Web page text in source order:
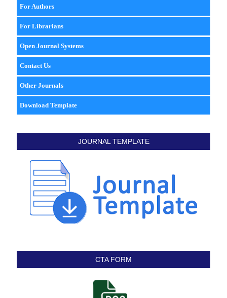
For Authors
For Librarians
Open Journal Systems
Contact Us
Other Journals
Download Template
JOURNAL TEMPLATE
CTA FORM